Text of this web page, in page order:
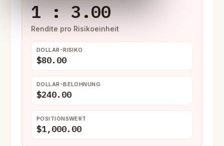
1 : 3.00
Rendite pro Risikoeinheit
DOLLAR-RISIKO
$80.00
DOLLAR-BELOHNUNG
$240.00
POSITIONSWERT
$1,000.00